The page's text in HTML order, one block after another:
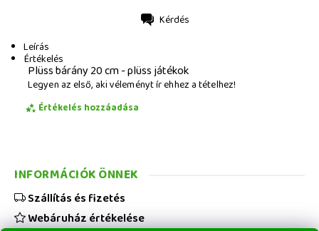
Kérdés
Leírás
Értékelés
Plüss bárány 20 cm - plüss játékok
Legyen az első, aki véleményt ír ehhez a tételhez!
Értékelés hozzáadása
INFORMÁCIÓK ÖNNEK
Szállítás és fizetés
Webáruház értékelése